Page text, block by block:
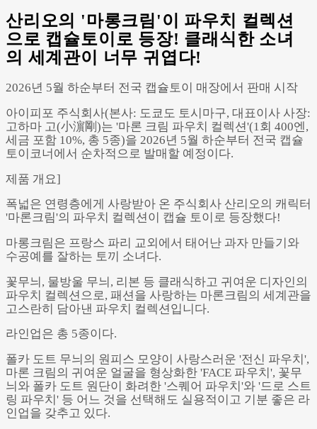
Powered by
산리오의 '마롱크림'이 파우치 컬렉션
으로 캡슐토이로 등장! 클래식한 소녀
의 세계관이 너무 귀엽다!
2026년 5월 하순부터 전국 캡슐토이 매장에서 판매 시작
아이피포 주식회사(본사: 도쿄도 토시마구, 대표이사 사장:
고하마 고(小濵剛)는 '마론 크림 파우치 컬렉션'(1회 400엔,
세금 포함 10%, 총 5종)을 2026년 5월 하순부터 전국 캡슐
토이코너에서 순차적으로 발매할 예정이다.
제품 개요]
폭넓은 연령층에게 사랑받아 온 주식회사 산리오의 캐릭터
'마론크림'의 파우치 컬렉션이 캡슐 토이로 등장했다!
마롱크림은 프랑스 파리 교외에서 태어난 과자 만들기와
수공예를 잘하는 토끼 소녀다.
꽃무늬, 물방울 무늬, 리본 등 클래식하고 귀여운 디자인의
파우치 컬렉션으로, 패션을 사랑하는 마론크림의 세계관을
고스란히 담아낸 파우치 컬렉션입니다.
라인업은 총 5종이다.
폴카 도트 무늬의 원피스 모양이 사랑스러운 '전신 파우치',
마론 크림의 귀여운 얼굴을 형상화한 'FACE 파우치', 꽃무
늬와 폴카 도트 원단이 화려한 '스퀘어 파우치'와 '드로 스트
링 파우치' 등 어느 것을 선택해도 실용적이고 기분 좋은 라
인업을 갖추고 있다.